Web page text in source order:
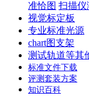
准恰图 扫描仪
视觉标定板
专业标准光源
chart图支架
测试轨道等其
标准文件下载
评测套装方案
知识百科